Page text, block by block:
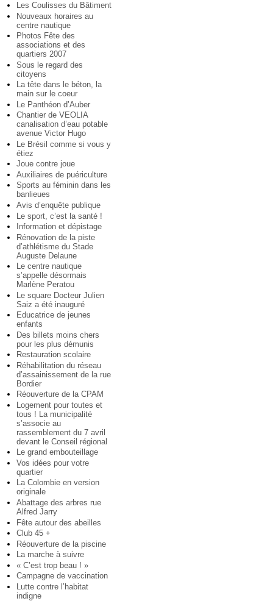
Les Coulisses du Bâtiment
Nouveaux horaires au
centre nautique
Photos Fête des
associations et des
quartiers 2007
Sous le regard des
citoyens
La tête dans le béton, la
main sur le coeur
Le Panthéon d’Auber
Chantier de VEOLIA
canalisation d’eau potable
avenue Victor Hugo
Le Brésil comme si vous y
étiez
Joue contre joue
Auxiliaires de puériculture
Sports au féminin dans les
banlieues
Avis d’enquête publique
Le sport, c’est la santé !
Information et dépistage
Rénovation de la piste
d’athlétisme du Stade
Auguste Delaune
Le centre nautique
s’appelle désormais
Marlène Peratou
Le square Docteur Julien
Saiz a été inauguré
Educatrice de jeunes
enfants
Des billets moins chers
pour les plus démunis
Restauration scolaire
Réhabilitation du réseau
d’assainissement de la rue
Bordier
Réouverture de la CPAM
Logement pour toutes et
tous ! La municipalité
s’associe au
rassemblement du 7 avril
devant le Conseil régional
Le grand embouteillage
Vos idées pour votre
quartier
La Colombie en version
originale
Abattage des arbres rue
Alfred Jarry
Fête autour des abeilles
Club 45 +
Réouverture de la piscine
La marche à suivre
« C’est trop beau ! »
Campagne de vaccination
Lutte contre l’habitat
indigne